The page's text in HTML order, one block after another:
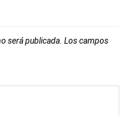
será publicada. Los campos